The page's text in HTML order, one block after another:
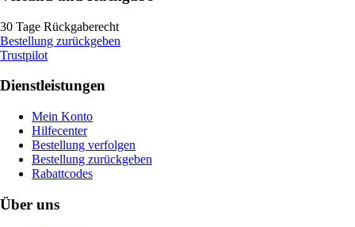
30 Tage Rückgaberecht
Bestellung zurückgeben
Trustpilot
Dienstleistungen
Mein Konto
Hilfecenter
Bestellung verfolgen
Bestellung zurückgeben
Rabattcodes
Über uns